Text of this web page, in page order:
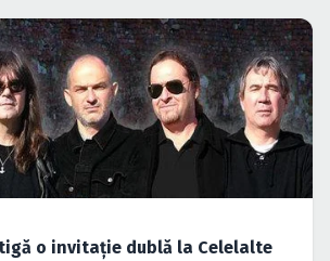
o invitaţie dublă la Celelalte